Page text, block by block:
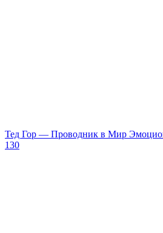
Тед Гор — Проводник в Мир
130